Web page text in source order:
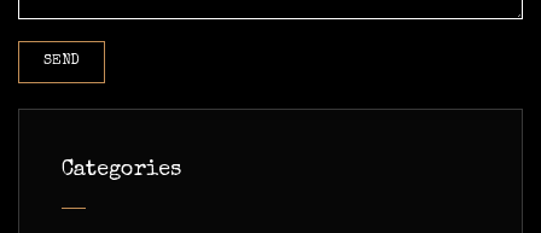
Categories